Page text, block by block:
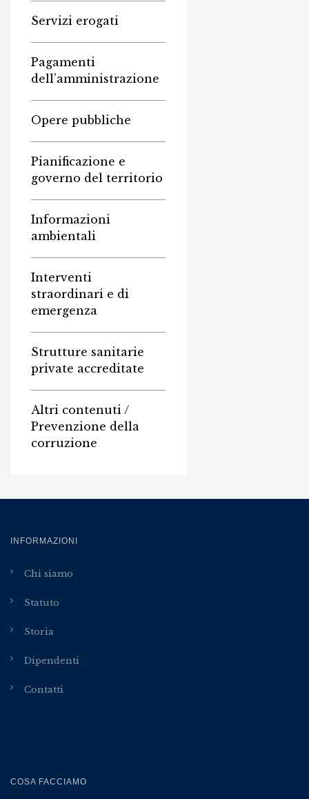
Servizi erogati
Pagamenti
dell’amministrazione
Opere pubbliche
Pianificazione e
governo del territorio
Informazioni
ambientali
Interventi
straordinari e di
emergenza
Strutture sanitarie
private accreditate
Altri contenuti /
Prevenzione della
corruzione
INFORMAZIONI
Chi siamo
Statuto
Storia
Dipendenti
Contatti
COSA FACCIAMO